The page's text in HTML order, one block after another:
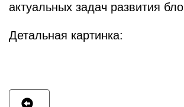
актуальных задач развития
Детальная картинка: